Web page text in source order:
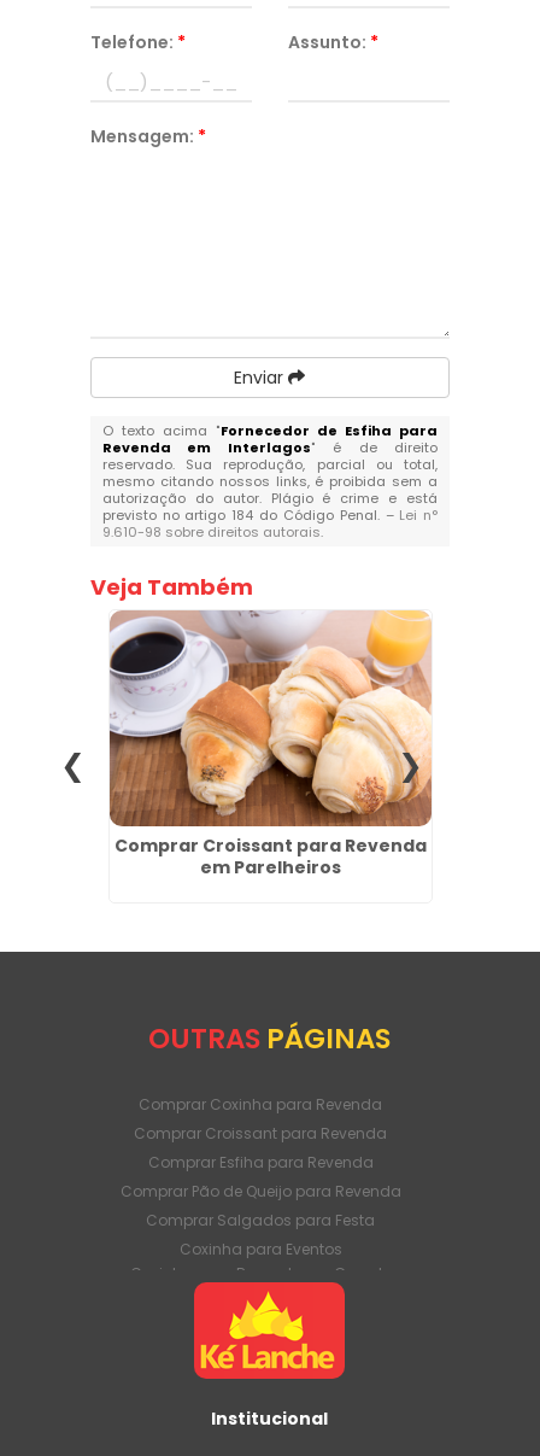
Telefone: * Assunto: *
Mensagem: *
Enviar
O texto acima "Fornecedor de Esfiha para
Revenda em Interlagos" é de direito
reservado. Sua reprodução, parcial ou total,
mesmo citando nossos links, é proibida sem a
autorização do autor. Plágio é crime e está
previsto no artigo 184 do Código Penal. – Lei n°
9.610-98 sobre direitos autorais.
Veja Também
Comprar Croissant para Revenda
em Parelheiros
OUTRAS PÁGINAS
Comprar Coxinha para Revenda
Comprar Croissant para Revenda
Comprar Esfiha para Revenda
Comprar Pão de Queijo para Revenda
Comprar Salgados para Festa
Coxinha para Eventos
Coxinha para Revenda em Grande
Quantidade
Coxinha para Venda Direto da Fábrica
Coxinha para Venda em Atacado
Croissant para Revenda em Grande
Croissant para Venda Direto da Fábrica
Institucional